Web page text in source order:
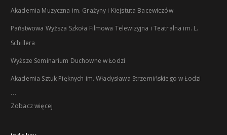
Akademia Muzyczna im. Grażyny i Kiejstuta Bacewiczów
Państwowa Wyższa Szkoła Filmowa Telewizyjna i Teatralna im. L.
Schillera
Wyższe Seminarium Duchowne w Łodzi
Akademia Sztuk Pięknych im. Władysława Strzemińskiego w Łodzi
...
Zobacz więcej